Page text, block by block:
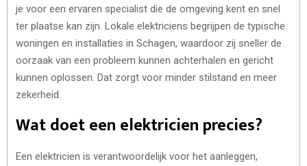
je voor een ervaren specialist die de omgeving kent en snel
ter plaatse kan zijn. Lokale elektriciens begrijpen de typische
woningen en installaties in Schagen, waardoor zij sneller de
oorzaak van een probleem kunnen achterhalen en gericht
kunnen oplossen. Dat zorgt voor minder stilstand en meer
zekerheid.
Wat doet een elektricien precies?
Een elektricien is verantwoordelijk voor het aanleggen,